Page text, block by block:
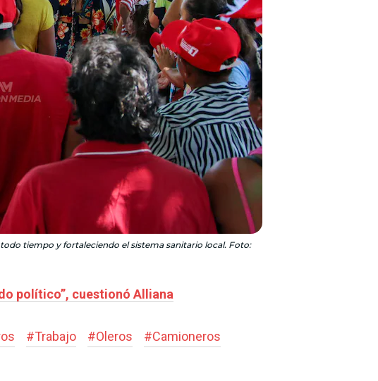
tiempo y fortaleciendo el sistema sanitario local. Foto:
político”, cuestionó Alliana
#Trabajo #Oleros #Camioneros